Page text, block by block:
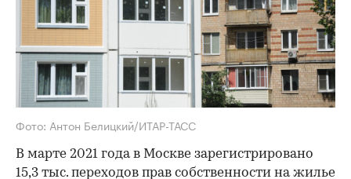
Фото: Антон Белицкий/ИТАР-ТАСС
В марте 2021 года в Москве зарегистрировано
15,3 тыс. переходов прав собственности на жилье